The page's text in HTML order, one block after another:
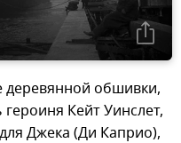
деревянной обшивки,
Кейт Уинслет,
Джека (Ди Каприо),